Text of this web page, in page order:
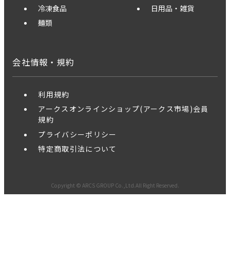
冷凍食品
麺類
日用品・雑貨
会社情報・規約
利用規約
アークスオンラインショップ(アークス市場)会員
規約
プライバシーポリシー
特定商取引法について
Copyright © ARCS GROUP Co.,Ltd.All Right Reserved.